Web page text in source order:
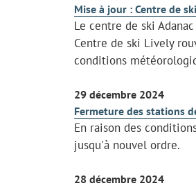
Mise à jour : Centre de
Le centre de ski
Centre de ski Lively
conditions
29 décembre 2024
Fermeture des stations
En raison des
jusqu'à nouvel ordre.
28 décembre 2024